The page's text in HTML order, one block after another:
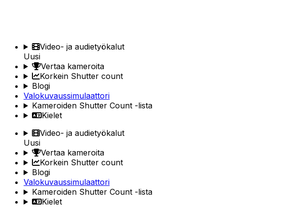
Video- ja audietyökalut
Uusi
Vertaa kameroita
Korkein Shutter count
Blogi
Valokuvaussimulaattori
Kameroiden Shutter Count -lista
Kielet
Video- ja audietyökalut
Uusi
Vertaa kameroita
Korkein Shutter count
Blogi
Valokuvaussimulaattori
Kameroiden Shutter Count -lista
Kielet